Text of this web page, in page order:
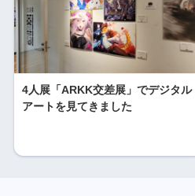
4人展「ARKK交差展」でデジタル
アートを見てきました